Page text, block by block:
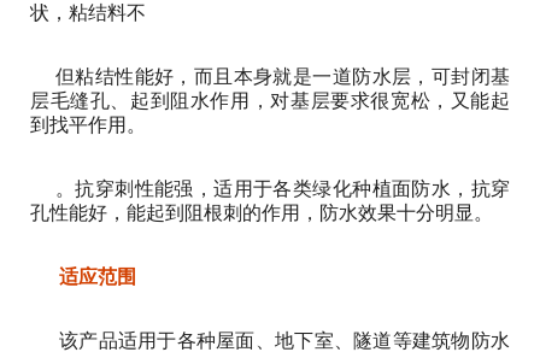
状，粘结料不
但粘结性能好，而且本身就是一道防水层，可封闭基
层毛缝孔、起到阻水作用，对基层要求很宽松，又能起
到找平作用。
。抗穿刺性能强，适用于各类绿化种植面防水，抗穿
孔性能好，能起到阻根刺的作用，防水效果十分明显。
适应范围
该产品适用于各种屋面、地下室、隧道等建筑物防水